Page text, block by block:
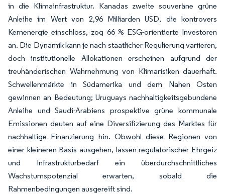
in die Klimainfrastruktur. Kanadas zweite souveräne grüne
Anleihe im Wert von 2,96 Milliarden USD, die kontrovers
Kernenergie einschloss, zog 66 % ESG-orientierte Investoren
an. Die Dynamik kann je nach staatlicher Regulierung variieren,
doch institutionelle Allokationen erscheinen aufgrund der
treuhänderischen Wahrnehmung von Klimarisiken dauerhaft.
Schwellenmärkte in Südamerika und dem Nahen Osten
gewinnen an Bedeutung; Uruguays nachhaltigkeitsgebundene
Anleihe und Saudi-Arabiens prospektive grüne kommunale
Emissionen deuten auf eine Diversifizierung des Marktes für
nachhaltige Finanzierung hin. Obwohl diese Regionen von
einer kleineren Basis ausgehen, lassen regulatorischer Ehrgeiz
und Infrastrukturbedarf ein überdurchschnittliches
Wachstumspotenzial erwarten, sobald die
Rahmenbedingungen ausgereift sind.